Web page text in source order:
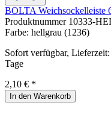
BOLTA Weichsockelleiste
Produktnummer 10333-
Farbe: hellgrau (1236)
Sofort verfügbar,
Tage
2,10 € *
In den Warenkorb